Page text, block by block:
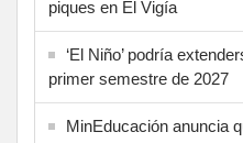
piques en El Vigía
‘El Niño’ podría
primer semestre de 2027
MinEducación anuncia